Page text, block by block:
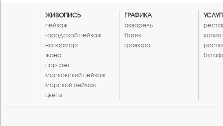
ЖИВОПИСЬ
пейзаж
городской пейзаж
натюрморт
жанр
портрет
московский пейзаж
морской пейзаж
цветы
ГРАФИКА
акварель
батик
гравюра
копии